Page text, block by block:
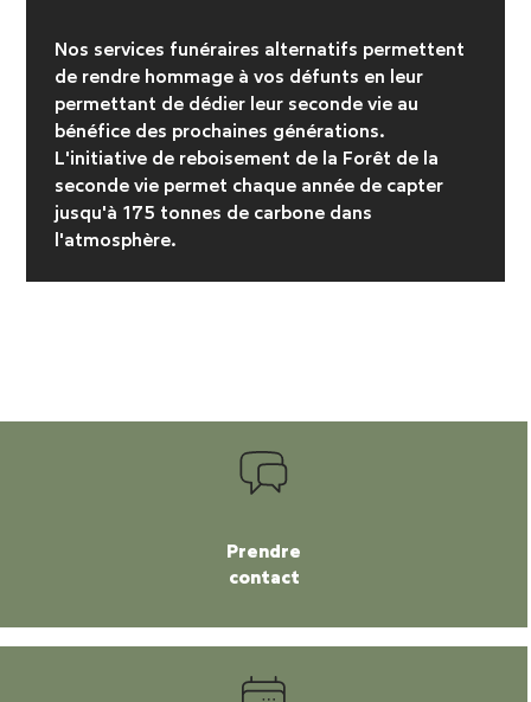
Nos services funéraires alternatifs permettent
de rendre hommage à vos défunts en leur
permettant de dédier leur seconde vie au
bénéfice des prochaines générations.
L'initiative de reboisement de la Forêt de la
seconde vie permet chaque année de capter
jusqu'à 175 tonnes de carbone dans
l'atmosphère.
Prendre
contact